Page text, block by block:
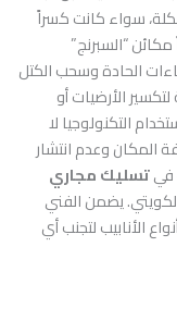
سواء كانت كسراً
“السبرنج”
الحادة وسحب الكتل
الأرضيات أو
التكنولوجيا لا
المكان وعدم انتشار
فيتسليك مجاري
يضمن الفني
الأنابيب لتجنب أي